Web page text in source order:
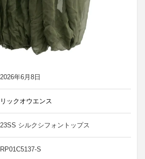
2026年6月8日
リックオウエンス
23SS シルクシフォントップス
RP01C5137-S